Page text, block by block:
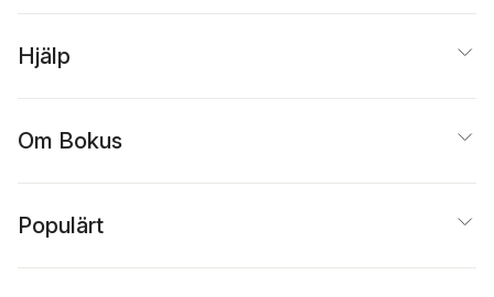
Hjälp
Om Bokus
Populärt